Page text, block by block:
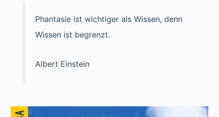
Phantasie ist wichtiger als Wissen, denn
Wissen ist begrenzt.
Albert Einstein